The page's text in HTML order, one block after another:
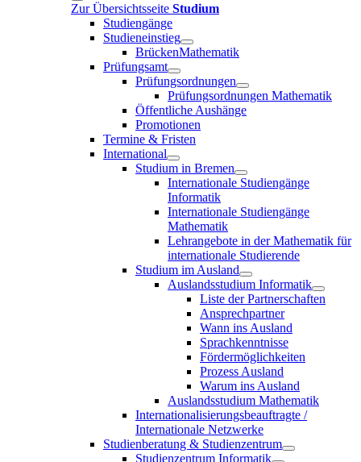
Zur Übersichtsseite Studium
Studiengänge
Studieneinstieg
BrückenMathematik
Prüfungsamt
Prüfungsordnungen
Prüfungsordnungen Mathematik
Öffentliche Aushänge
Promotionen
Termine & Fristen
International
Studium in Bremen
Internationale Studiengänge
Informatik
Internationale Studiengänge
Mathematik
Lehrangebote in der Mathematik für
internationale Studierende
Studium im Ausland
Auslandsstudium Informatik
Liste der Partnerschaften
Ansprechpartner
Wann ins Ausland
Sprachkenntnisse
Fördermöglichkeiten
Prozess Ausland
Warum ins Ausland
Auslandsstudium Mathematik
Internationalisierungsbeauftragte /
Internationale Netzwerke
Studienberatung & Studienzentrum
Studienzentrum Informatik